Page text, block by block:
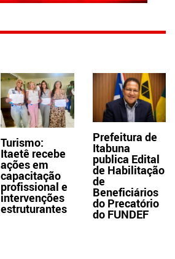
Turismo:
Itaetê recebe
ações em
capacitação
profissional e
intervenções
estruturantes
Prefeitura de
Itabuna
publica Edital
de Habilitação
de
Beneficiários
do Precatório
do FUNDEF